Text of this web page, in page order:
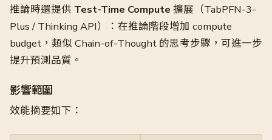
推論時還提供 Test-Time Compute 擴展（TabPFN-3-
Plus / Thinking API）：在推論階段增加 compute
budget，類似 Chain-of-Thought 的思考步驟，可進一步
提升預測品質。
影響範圍
效能摘要如下：